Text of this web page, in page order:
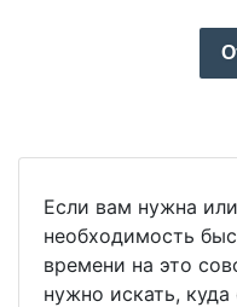
Если вам нужна
необходимость
времени на это
нужно искать,